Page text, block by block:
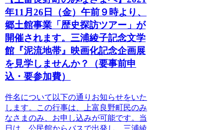
年11月26日（金）午前９時より、
郷土館事業「歴史探訪ツアー」が
開催されます。三浦綾子記念文学
館『泥流地帯』映画化記念企画展
を見学しませんか？（要事前申
込・要参加費）
件名について以下の通りお知らせをいた
します。この行事は、上富良野町民のみ
なさまのみ、お申し込みが可能です。当
日は、公民館からバスで出発し、三浦綾